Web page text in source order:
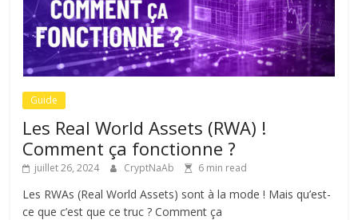
Guide
Les Real World Assets (RWA) !
Comment ça fonctionne ?
juillet 26, 2024 CryptNaAb 6 min read
Les RWAs (Real World Assets) sont à la mode ! Mais qu’est-
ce que c’est que ce truc ? Comment ça